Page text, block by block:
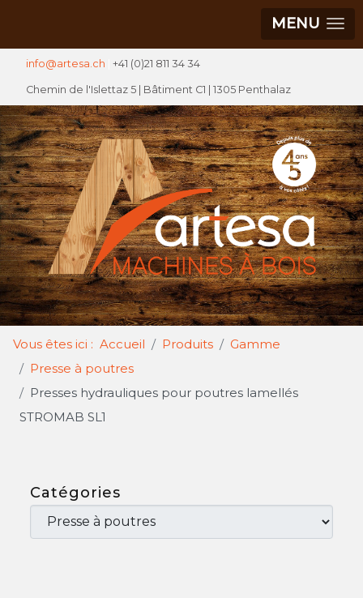
MENU
info@artesa.ch +41 (0)21 811 34 34
Chemin de l'Islettaz 5 | Bâtiment C1 | 1305 Penthalaz
Vous êtes ici : Accueil Produits
Gamme
Presse à poutres
Presses hydrauliques pour poutres lamellés
STROMAB SL1
Catégories